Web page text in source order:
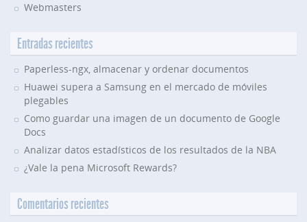
Webmasters
Entradas recientes
Paperless-ngx, almacenar y ordenar documentos
Huawei supera a Samsung en el mercado de móviles
plegables
Como guardar una imagen de un documento de Google
Docs
Analizar datos estadísticos de los resultados de la NBA
¿Vale la pena Microsoft Rewards?
Comentarios recientes